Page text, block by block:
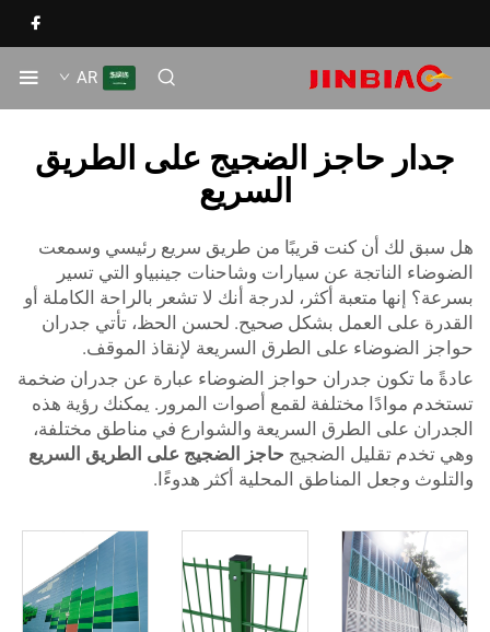
AR
جدار حاجز الضجيج على الطريق
السريع
سبق لك أن كنت قريبًا من طريق سريع رئيسي وسمعت
الناتجة عن سيارات وشاحنات جينبياو التي تسير
إنها متعبة أكثر، لدرجة أنك لا تشعر بالراحة الكاملة أو
على العمل بشكل صحيح. لحسن الحظ، تأتي جدران
الضوضاء على الطرق السريعة لإنقاذ الموقف.
ما تكون جدران حواجز الضوضاء عبارة عن جدران ضخمة
موادًا مختلفة لقمع أصوات المرور. يمكنك رؤية هذه
على الطرق السريعة والشوارع في مناطق مختلفة،
تخدم تقليل الضجيجحاجز الضجيج على الطريق السريع
وجعل المناطق المحلية أكثر هدوءًا.